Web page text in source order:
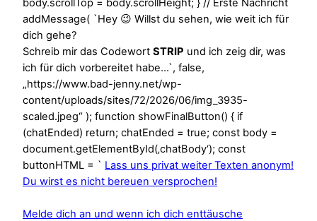
body.scrollTop = body.scrollHeight; } // Erste Nachricht
addMessage( `Hey 😉 Willst du sehen, wie weit ich für
dich gehe?
Schreib mir das Codewort STRIP und ich zeig dir, was
ich für dich vorbereitet habe…`, false,
„https://www.bad-jenny.net/wp-
content/uploads/sites/72/2026/06/img_3935-
scaled.jpeg“ ); function showFinalButton() { if
(chatEnded) return; chatEnded = true; const body =
document.getElementById(‚chatBody‘); const
buttonHTML = ` Lass uns privat weiter Texten anonym!
Du wirst es nicht bereuen versprochen!
Melde dich an und wenn ich dich enttäusche